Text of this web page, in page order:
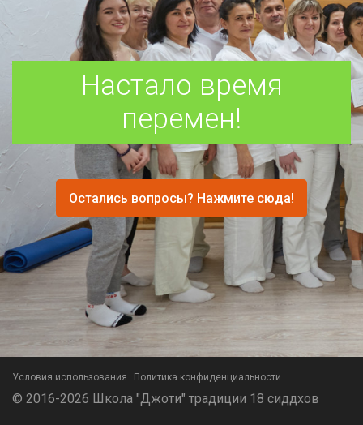
Настало время
перемен!
Остались вопросы? Нажмите сюда!
Условия использования Политика конфиденциальности
© 2016-2026 Школа "Джоти" традиции 18 сиддхов